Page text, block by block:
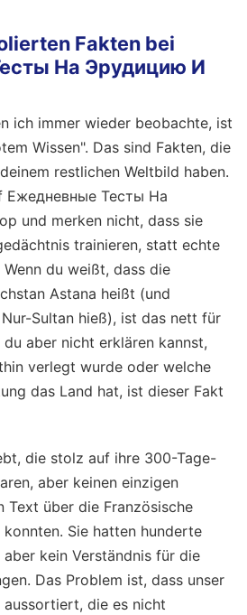
Fakten bei
На Эрудицию И
ich immer wieder beobachte, ist
Wissen". Das sind Fakten, die
restlichen Weltbild haben.
Ежедневные Тесты На
und merken nicht, dass sie
trainieren, statt echte
du weißt, dass die
Astana heißt (und
Sultan hieß), ist das nett für
du aber nicht erklären kannst,
verlegt wurde oder welche
das Land hat, ist dieser Fakt
die stolz auf ihre 300-Tage-
aber keinen einzigen
Text über die Französische
Sie hatten hunderte
kein Verständnis für die
Das Problem ist, dass unser
aussortiert, die es nicht